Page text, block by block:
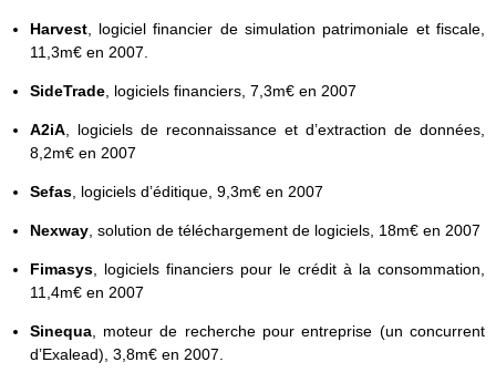
Harvest, logiciel financier de simulation patrimoniale et fiscale,
11,3m€ en 2007.
SideTrade, logiciels financiers, 7,3m€ en 2007
A2iA, logiciels de reconnaissance et d’extraction de données,
8,2m€ en 2007
Sefas, logiciels d’éditique, 9,3m€ en 2007
Nexway, solution de téléchargement de logiciels, 18m€ en 2007
Fimasys, logiciels financiers pour le crédit à la consommation,
11,4m€ en 2007
Sinequa, moteur de recherche pour entreprise (un concurrent
d’Exalead), 3,8m€ en 2007.